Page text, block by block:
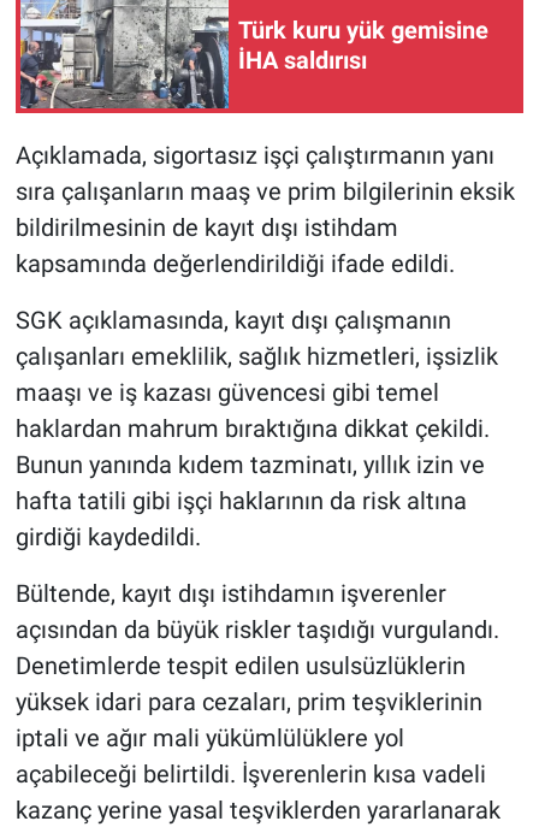
Türk kuru yük gemisine
İHA saldırısı
Açıklamada, sigortasız işçi çalıştırmanın yanı
sıra çalışanların maaş ve prim bilgilerinin eksik
bildirilmesinin de kayıt dışı istihdam
kapsamında değerlendirildiği ifade edildi.
SGK açıklamasında, kayıt dışı çalışmanın
çalışanları emeklilik, sağlık hizmetleri, işsizlik
maaşı ve iş kazası güvencesi gibi temel
haklardan mahrum bıraktığına dikkat çekildi.
Bunun yanında kıdem tazminatı, yıllık izin ve
hafta tatili gibi işçi haklarının da risk altına
girdiği kaydedildi.
Bültende, kayıt dışı istihdamın işverenler
açısından da büyük riskler taşıdığı vurgulandı.
Denetimlerde tespit edilen usulsüzlüklerin
yüksek idari para cezaları, prim teşviklerinin
iptali ve ağır mali yükümlülüklere yol
açabileceği belirtildi. İşverenlerin kısa vadeli
kazanç yerine yasal teşviklerden yararlanarak